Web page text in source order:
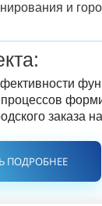
и
:
процессов
заказа
ПОДРОБНЕЕ